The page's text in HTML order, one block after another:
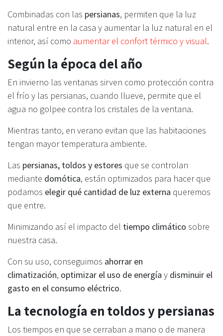
Combinadas con las persianas, permiten que la luz
natural entre en la casa y aumentar la luz natural en el
interior, así como aumentar el confort térmico y visual.
Según la época del año
En invierno las ventanas sirven como protección contra
el frío y las persianas, cuando llueve, permite que el
agua no golpee contra los cristales de la ventana.
Mientras tanto, en verano evitan que las habitaciones
tengan mayor temperatura ambiente.
Las persianas, toldos y estores que se controlan
mediante domótica, están optimizados para hacer que
podamos elegir qué cantidad de luz externa queremos
que entre.
Minimizando así el impacto del tiempo climático sobre
nuestra casa.
Con su uso, conseguimos ahorrar en
climatización, optimizar el uso de energía y disminuir el
gasto en el consumo eléctrico.
La tecnología en toldos y persianas
Los tiempos en que se cerraban a mano o de manera